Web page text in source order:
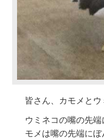
皆さん、カモメと
ウミネコの嘴の先
モメは嘴の先端に